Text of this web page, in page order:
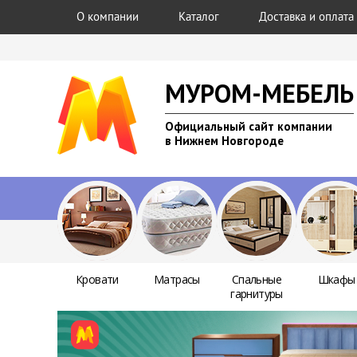
О компании Каталог Доставка и оплата
МУРОМ-МЕБЕЛЬ
Официальный сайт компании
в Нижнем Новгороде
Кровати Матрасы
Спальные
гарнитуры
Шкафы